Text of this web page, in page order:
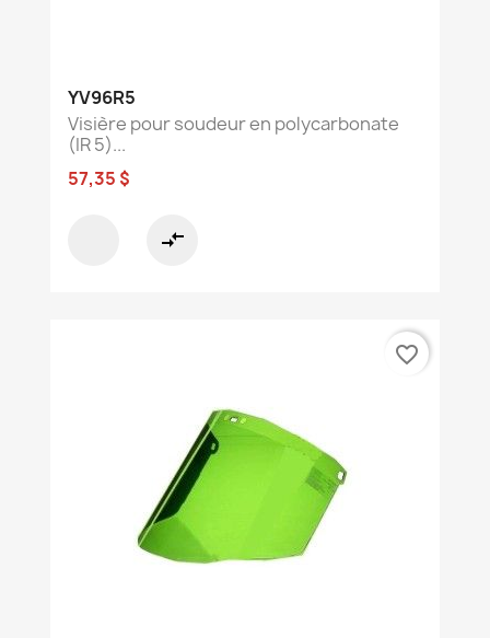
YV96R5
Visière pour soudeur en polycarbonate
(IR 5)...
57,35 $
compare_arrows
favorite_border